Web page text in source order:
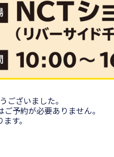
ございました。
予約が必要ありません。
す。